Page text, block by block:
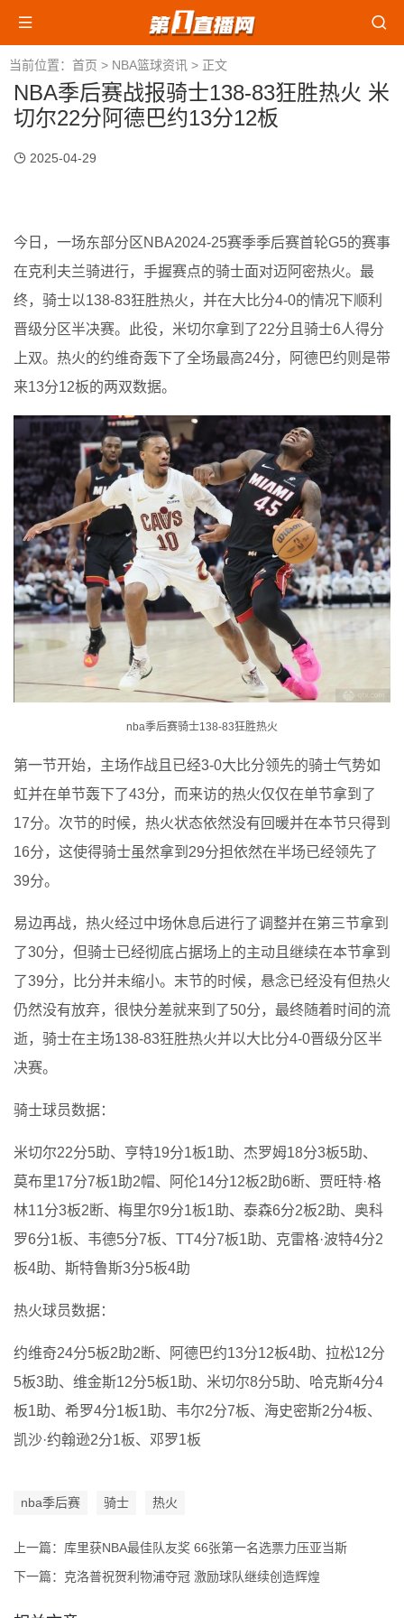
当前位置： 首页 > NBA篮球资讯 > 正文
NBA季后赛战报骑士138-83狂胜热火 米
切尔22分阿德巴约13分12板
2025-04-29
今日，一场东部分区NBA2024-25赛季季后赛首轮G5的赛事
在克利夫兰骑进行，手握赛点的骑士面对迈阿密热火。最
终，骑士以138-83狂胜热火，并在大比分4-0的情况下顺利
晋级分区半决赛。此役，米切尔拿到了22分且骑士6人得分
上双。热火的约维奇轰下了全场最高24分，阿德巴约则是带
来13分12板的两双数据。
nba季后赛骑士138-83狂胜热火
第一节开始，主场作战且已经3-0大比分领先的骑士气势如
虹并在单节轰下了43分，而来访的热火仅仅在单节拿到了
17分。次节的时候，热火状态依然没有回暖并在本节只得到
16分，这使得骑士虽然拿到29分担依然在半场已经领先了
39分。
易边再战，热火经过中场休息后进行了调整并在第三节拿到
了30分，但骑士已经彻底占据场上的主动且继续在本节拿到
了39分，比分并未缩小。末节的时候，悬念已经没有但热火
仍然没有放弃，很快分差就来到了50分，最终随着时间的流
逝，骑士在主场138-83狂胜热火并以大比分4-0晋级分区半
决赛。
骑士球员数据：
米切尔22分5助、亨特19分1板1助、杰罗姆18分3板5助、
莫布里17分7板1助2帽、阿伦14分12板2助6断、贾旺特·格
林11分3板2断、梅里尔9分1板1助、泰森6分2板2助、奥科
罗6分1板、韦德5分7板、TT4分7板1助、克雷格·波特4分2
板4助、斯特鲁斯3分5板4助
热火球员数据：
约维奇24分5板2助2断、阿德巴约13分12板4助、拉松12分
5板3助、维金斯12分5板1助、米切尔8分5助、哈克斯4分4
板1助、希罗4分1板1助、韦尔2分7板、海史密斯2分4板、
凯沙·约翰逊2分1板、邓罗1板
nba季后赛 骑士 热火
上一篇： 库里获NBA最佳队友奖 66张第一名选票力压亚当斯
下一篇： 克洛普祝贺利物浦夺冠 激励球队继续创造辉煌